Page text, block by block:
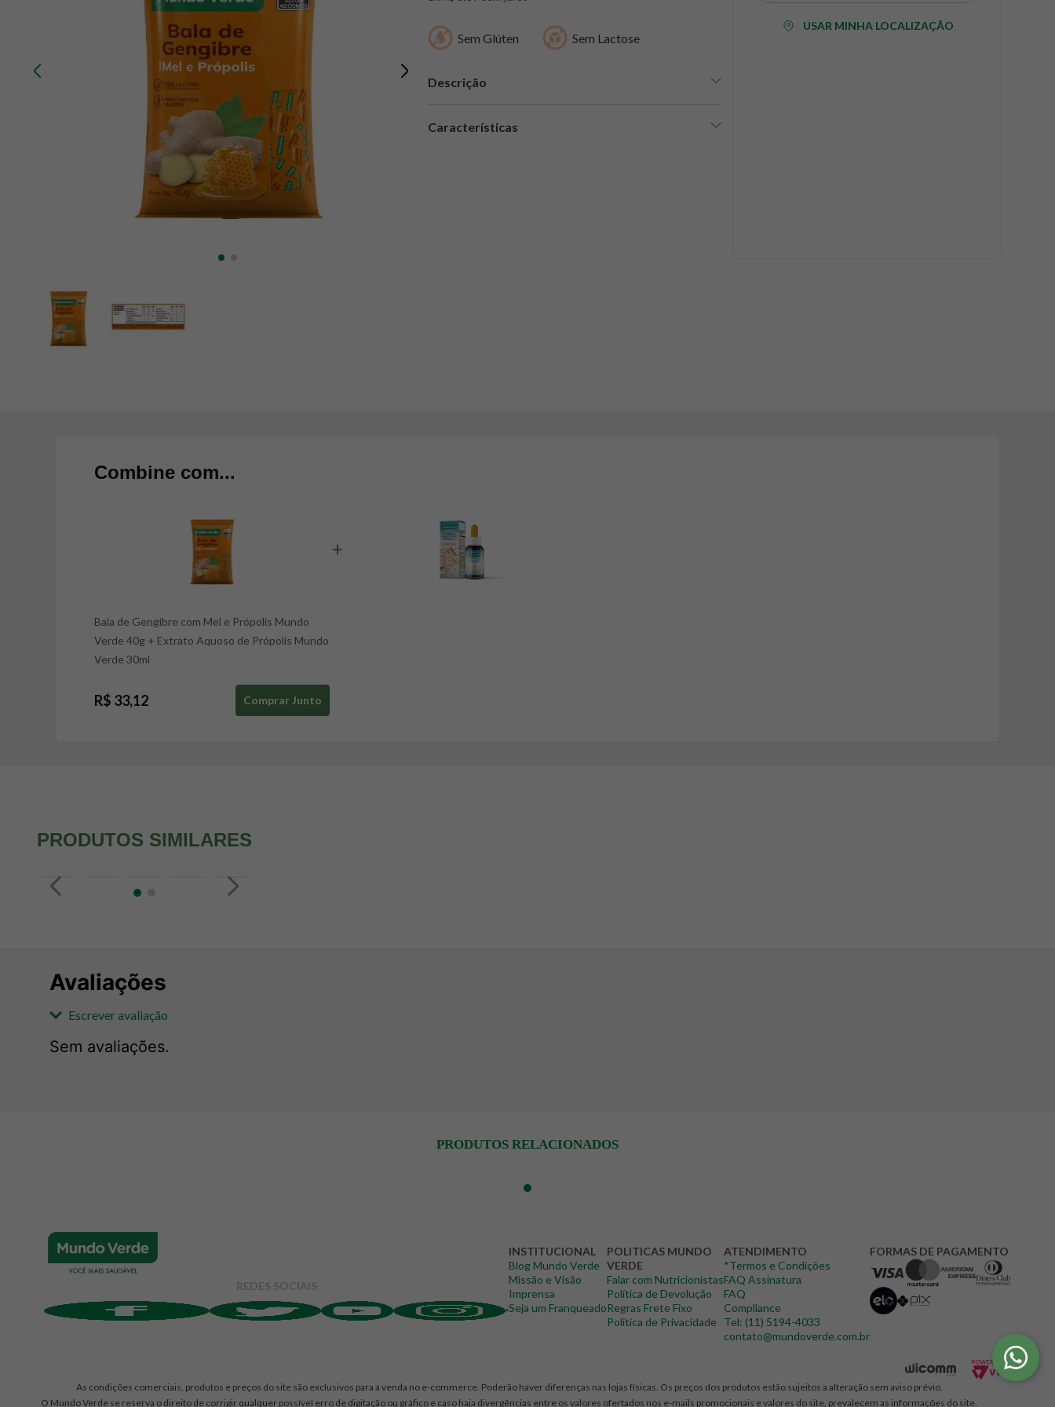
Sem Glúten Sem Lactose
Descrição
Características
USAR MINHA LOCALIZAÇÃO
Combine com...
Bala de Gengibre com Mel e Própolis Mundo
Verde 40g + Extrato Aquoso de Própolis Mundo
Verde 30ml
R$ 33,12 Comprar Junto
PRODUTOS SIMILARES
Avaliações
Escrever avaliação
Sem avaliações.
PRODUTOS RELACIONADOS
REDES SOCIAIS
INSTITUCIONAL
Blog Mundo Verde
Missão e Visão
Imprensa
Seja um Franqueado
POLITICAS MUNDO
VERDE
Falar com Nutricionistas
Política de Devolução
Regras Frete Fixo
Política de Privacidade
ATENDIMENTO
*Termos e Condições
FAQ Assinatura
FAQ
Compliance
Tel: (11) 5194-4033
contato@mundoverde.com.br
FORMAS DE PAGAMENTO
As condições comerciais, produtos e preços do site são exclusivos para a venda no e-commerce. Poderão haver diferenças nas lojas físicas. Os preços dos produtos estão sujeitos a alteração sem aviso prévio.
O Mundo Verde se reserva o direito de corrigir qualquer possível erro de digitação ou gráfico e caso haja divergências entre os valores ofertados nos e-mails promocionais e valores do site, prevalecem as informações do site.
chá